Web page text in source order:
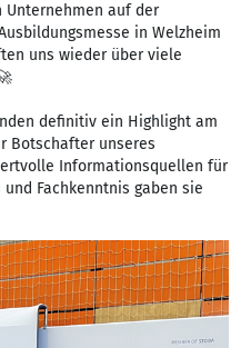
auf der
in Welzheim
uns wieder über viele
definitiv ein Highlight am
Botschafter unseres
Informationsquellen für
Fachkenntnis gaben sie